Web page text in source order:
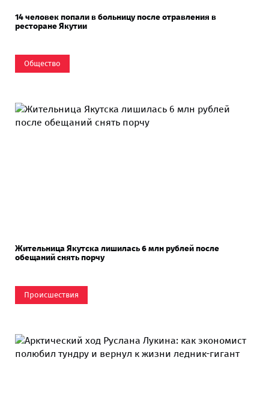
14 человек попали в больницу после отравления в
ресторане Якутии
Общество
Жительница Якутска лишилась 6 млн рублей после
обещаний снять порчу
Происшествия